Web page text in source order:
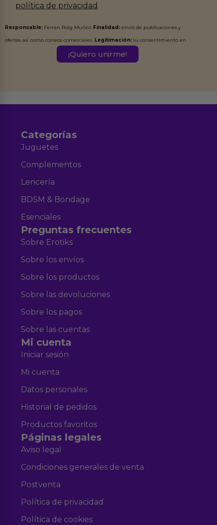
política de privacidad
Responsable: Ferran Roig Muñoz Finalidad: envío de publicaciones y
ofertas así como correos comerciales. Legitimación: su consentimiento en
Destinatarios:Ferran Roig Muñoz. Podrás ejercer tus
Categorías
Juguetes
Complementos
Lencería
BDSM & Bondage
Esenciales
Preguntas frecuentes
Sobre Erotiks
Sobre los envíos
Sobre los productos
Sobre las devoluciones
Sobre los pagos
Sobre las cuentas
Mi cuenta
Iniciar sesión
Mi cuenta
Datos personales
Historial de pedidos
Productos favoritos
Páginas legales
Aviso legal
Condiciones generales de venta
Postventa
Política de privacidad
Política de cookies